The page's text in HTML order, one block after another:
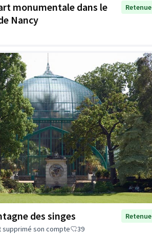
monumentale dans le
Nancy
Retenue
des singes
Retenue
supprimé son compte
39